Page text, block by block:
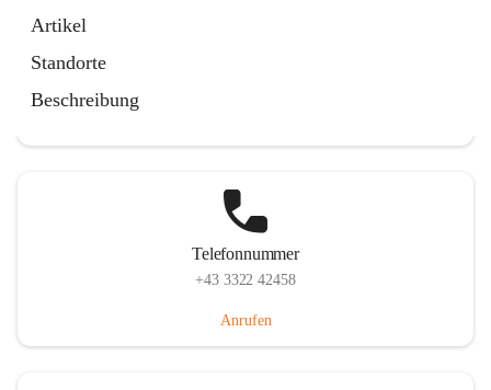
Artikel
Standorte
Beschreibung
Telefonnummer
+43 3322 42458
Anrufen